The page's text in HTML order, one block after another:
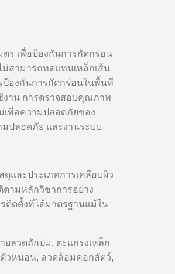
ร เพื่อป้องกันการกัดกร่อน
ม่สามารถทดแทนเหล็กเส้น
ป้องกันการกัดกร่อนในพื้นที่
งาน การตรวจสอบคุณภาพ
เพื่อความปลอดภัยของ
มปลอดภัย และงานระบบ
และประเภทการเคลือบผิว
ามหลักวิชาการอย่าง
ติดตั้งที่ได้มาตรฐานแม้ใน
ยลวดถักปม, ตะแกรงเหล็ก
ตัวหนอน, ลวดล้อมคอกสัตว์,